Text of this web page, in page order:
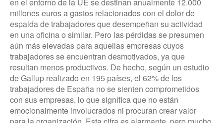
en el entorno de la UE se destinan anualmente 12.000
millones euros a gastos relacionados con el dolor de
espalda de trabajadores que desempeñan su actividad
en una oficina o similar. Pero las pérdidas se presumen
aún más elevadas para aquellas empresas cuyos
trabajadores se encuentran desmotivados, ya que
resultan menos productivos. De hecho, según un estudio
de Gallup realizado en 195 países, el 62% de los
trabajadores de España no se sienten comprometidos
con sus empresas, lo que significa que no están
emocionalmente involucrados ni procuran crear valor